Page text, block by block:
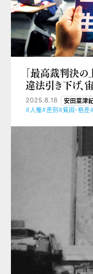
「最高裁判決
違法引き下げ、
2025.8.18 安田菜津
#人権#差別#貧困・格差